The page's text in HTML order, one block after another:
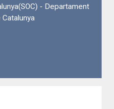
- Departament